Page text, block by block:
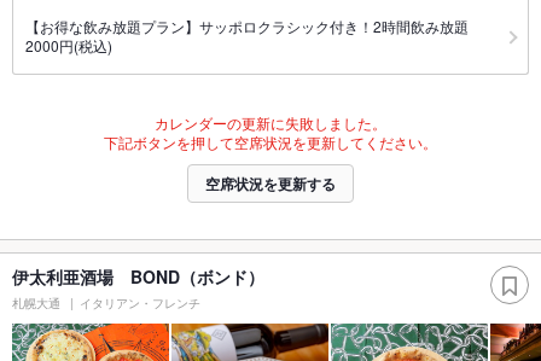
【お得な飲み放題プラン】サッポロクラシック付き！2時間飲み放題
2000円(税込)
カレンダーの更新に失敗しました。
下記ボタンを押して空席状況を更新してください。
空席状況を更新する
伊太利亜酒場 BOND（ボンド）
札幌大通 イタリアン・フレンチ